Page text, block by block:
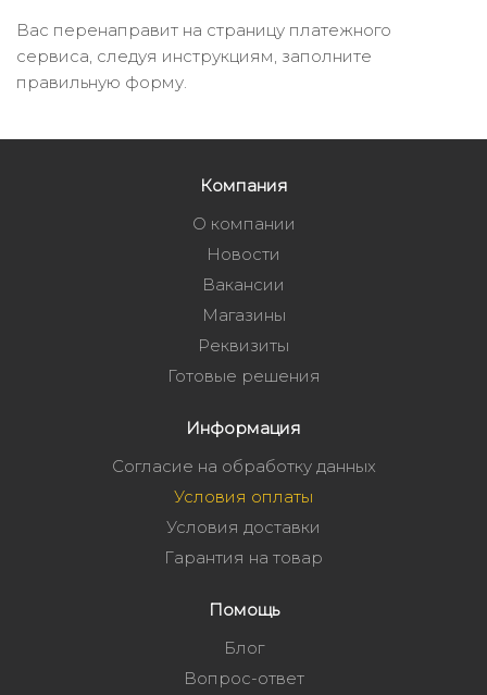
Вас перенаправит на страницу платежного
сервиса, следуя инструкциям, заполните
правильную форму.
Компания
О компании
Новости
Вакансии
Магазины
Реквизиты
Готовые решения
Информация
Согласие на обработку данных
Условия оплаты
Условия доставки
Гарантия на товар
Помощь
Блог
Вопрос-ответ